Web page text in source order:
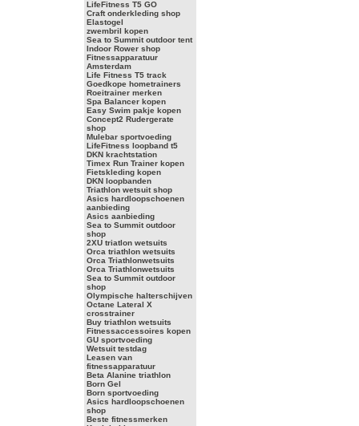
LifeFitness T5 GO
Craft onderkleding shop
Elastogel
zwembril kopen
Sea to Summit outdoor tent
Indoor Rower shop
Fitnessapparatuur
Amsterdam
Life Fitness T5 track
Goedkope hometrainers
Roeitrainer merken
Spa Balancer kopen
Easy Swim pakje kopen
Concept2 Rudergerate
shop
Mulebar sportvoeding
LifeFitness loopband t5
DKN krachtstation
Timex Run Trainer kopen
Fietskleding kopen
DKN loopbanden
Triathlon wetsuit shop
Asics hardloopschoenen
aanbieding
Asics aanbieding
Sea to Summit outdoor
shop
2XU triatlon wetsuits
Orca triathlon wetsuits
Orca Triathlonwetsuits
Orca Triathlonwetsuits
Sea to Summit outdoor
shop
Olympische halterschijven
Octane Lateral X
crosstrainer
Buy triathlon wetsuits
Fitnessaccessoires kopen
GU sportvoeding
Wetsuit testdag
Leasen van
fitnessapparatuur
Beta Alanine triathlon
Born Gel
Born sportvoeding
Asics hardloopschoenen
shop
Beste fitnessmerken